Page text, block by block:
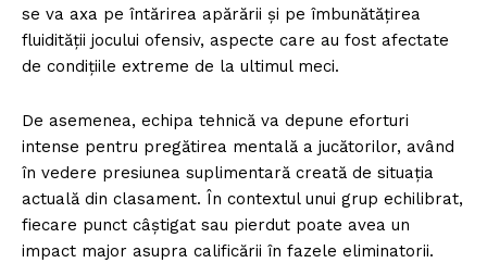
se va axa pe întărirea apărării și pe îmbunătățirea
fluidității jocului ofensiv, aspecte care au fost afectate
de condițiile extreme de la ultimul meci.
De asemenea, echipa tehnică va depune eforturi
intense pentru pregătirea mentală a jucătorilor, având
în vedere presiunea suplimentară creată de situația
actuală din clasament. În contextul unui grup echilibrat,
fiecare punct câștigat sau pierdut poate avea un
impact major asupra calificării în fazele eliminatorii.